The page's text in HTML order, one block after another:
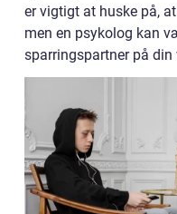
er vigtigt at huske på,
men en psykolog kan
sparringspartner på